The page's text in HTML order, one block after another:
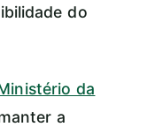
do
da
a